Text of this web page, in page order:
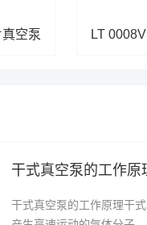
空泵 LT
干式真空泵的工作
干式真空泵的工作原理干